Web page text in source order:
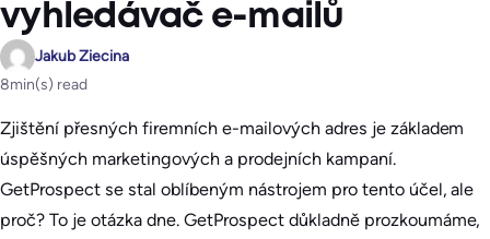
vyhledávač e-mailů
Jakub Ziecina
8min(s) read
Zjištění přesných firemních e-mailových adres je základem
úspěšných marketingových a prodejních kampaní.
GetProspect se stal oblíbeným nástrojem pro tento účel, ale
proč? To je otázka dne. GetProspect důkladně prozkoumáme,